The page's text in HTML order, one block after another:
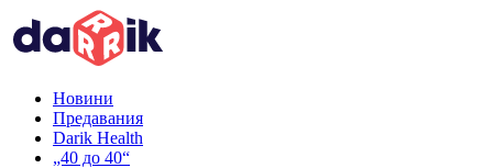
Новини
Предавания
Darik Health
„40 до 40“